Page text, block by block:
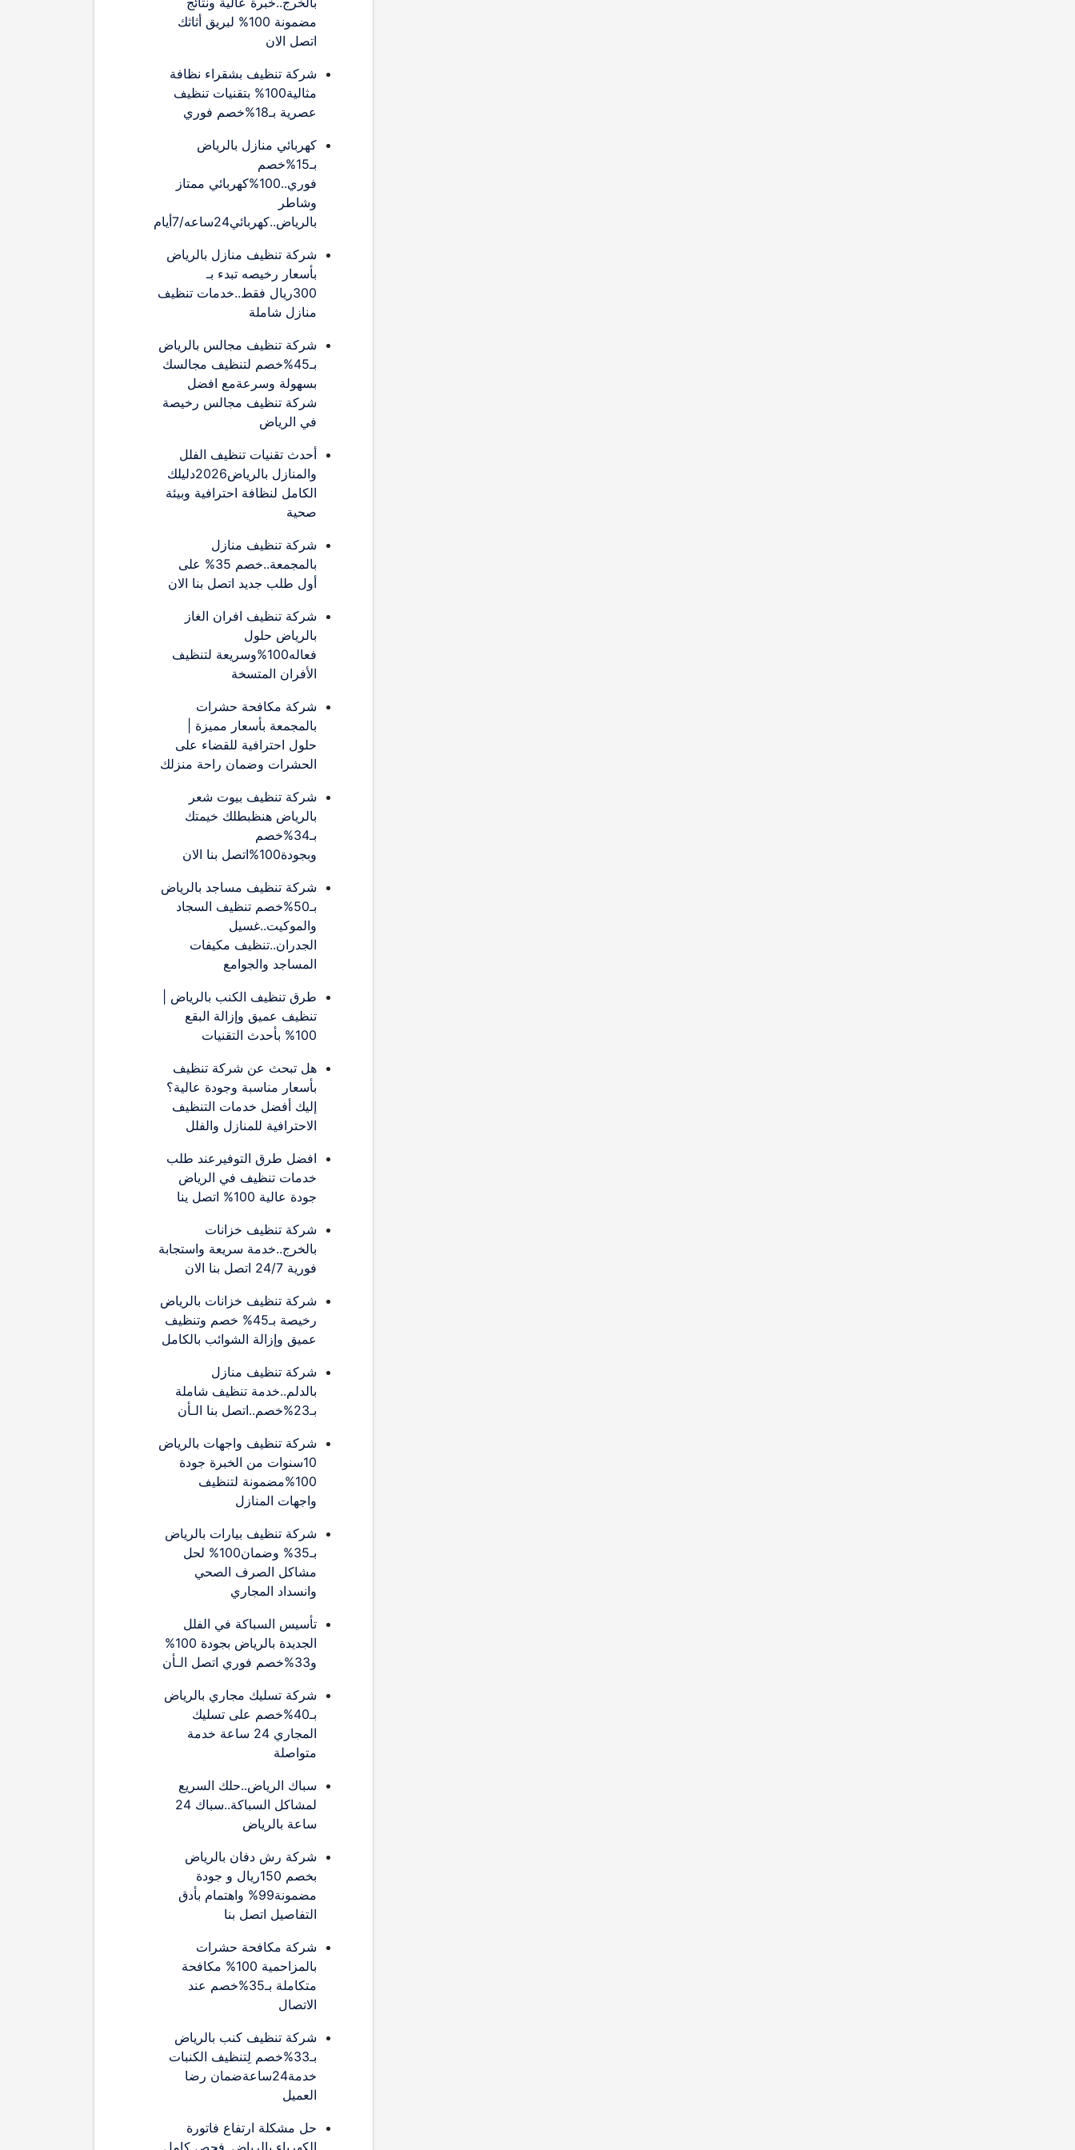
مضمونة 100% لبريق أثاثك
اتصل الان
شركة تنظيف بشقراء نظافة
مثالية100% بتقنيات تنظيف
عصرية بـ18%خصم فوري
كهربائي منازل بالرياض
بـ15%خصم
فوري..100%كهربائي ممتاز
وشاطر
بالرياض..كهربائي24ساعه/7أيام
شركة تنظيف منازل بالرياض
بأسعار رخيصه تبدء بـ
300ريال فقط..خدمات تنظيف
منازل شاملة
شركة تنظيف مجالس بالرياض
بـ45%خصم لتنظيف مجالسك
بسهولة وسرعةمع افضل
شركة تنظيف مجالس رخيصة
في الرياض
أحدث تقنيات تنظيف الفلل
والمنازل بالرياض2026دليلك
الكامل لنظافة احترافية وبيئة
صحية
شركة تنظيف منازل
بالمجمعة..خصم 35% على
أول طلب جديد اتصل بنا الان
شركة تنظيف افران الغاز
بالرياض حلول
فعاله100%وسريعة لتنظيف
الأفران المتسخة
شركة مكافحة حشرات
بالمجمعة بأسعار مميزة |
حلول احترافية للقضاء على
الحشرات وضمان راحة منزلك
شركة تنظيف بيوت شعر
بالرياض هنظبطلك خيمتك
بـ34%خصم
وبجودة100%اتصل بنا الان
شركة تنظيف مساجد بالرياض
بـ50%خصم تنظيف السجاد
والموكيت..غسيل
الجدران..تنظيف مكيفات
المساجد والجوامع
طرق تنظيف الكنب بالرياض |
تنظيف عميق وإزالة البقع
100% بأحدث التقنيات
هل تبحث عن شركة تنظيف
بأسعار مناسبة وجودة عالية؟
إليك أفضل خدمات التنظيف
الاحترافية للمنازل والفلل
افضل طرق التوفيرعند طلب
خدمات تنظيف في الرياض
جودة عالية 100% اتصل ينا
شركة تنظيف خزانات
بالخرج..خدمة سريعة واستجابة
فورية 24/7 اتصل بنا الان
شركة تنظيف خزانات بالرياض
رخيصة بـ45% خصم وتنظيف
عميق وإزالة الشوائب بالكامل
شركة تنظيف منازل
بالدلم..خدمة تنظيف شاملة
بـ23%خصم..اتصل بنا الـأن
شركة تنظيف واجهات بالرياض
10سنوات من الخبرة جودة
100%مضمونة لتنظيف
واجهات المنازل
شركة تنظيف بيارات بالرياض
بـ35% وضمان100% لحل
مشاكل الصرف الصحي
وانسداد المجاري
تأسيس السباكة في الفلل
الجديدة بالرياض بجودة 100%
و33%خصم فوري اتصل الـأن
شركة تسليك مجاري بالرياض
بـ40%خصم على تسليك
المجاري 24 ساعة خدمة
متواصلة
سباك الرياض..حلك السريع
لمشاكل السباكة..سباك 24
ساعة بالرياض
شركة رش دفان بالرياض
بخصم 150ريال و جودة
مضمونة99% واهتمام بأدق
التفاصيل اتصل بنا
شركة مكافحة حشرات
بالمزاحمية 100% مكافحة
متكاملة بـ35%خصم عند
الاتصال
شركة تنظيف كنب بالرياض
بـ33%خصم لِتنظيف الكنبات
خدمة24ساعةضمان رضا
العميل
حل مشكلة ارتفاع فاتورة
الكهرباء بالرياض..فحص كامل